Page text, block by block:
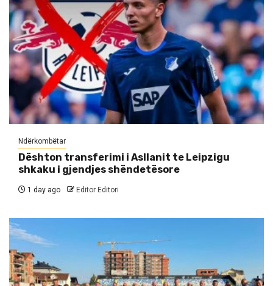
Ndërkombëtar
Dështon transferimi i Asllanit te Leipzigu
shkaku i gjendjes shëndetësore
1 day ago Editor Editori